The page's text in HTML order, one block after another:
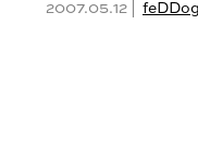
2007.05.12 | feDDog